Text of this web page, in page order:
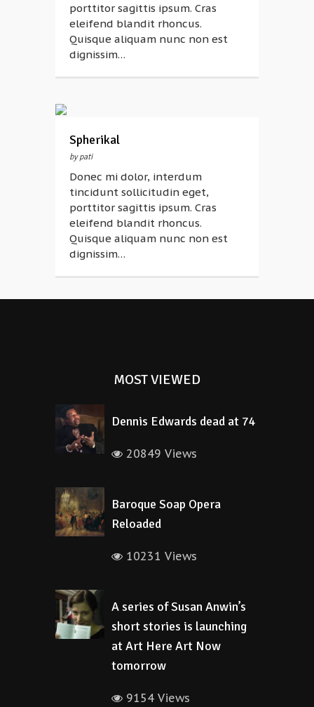
porttitor sagittis ipsum. Cras
eleifend blandit rhoncus.
Quisque aliquam nunc non est
dignissim…
Spherikal
by pati
Donec mi dolor, interdum
tincidunt sollicitudin eget,
porttitor sagittis ipsum. Cras
eleifend blandit rhoncus.
Quisque aliquam nunc non est
dignissim…
MOST VIEWED
Dennis Edwards dead at 74
20849 Views
Baroque Soap Opera
Reloaded
10231 Views
A series of Susan Anwin’s
short stories is launching
at Art Here Art Now
tomorrow
9154 Views